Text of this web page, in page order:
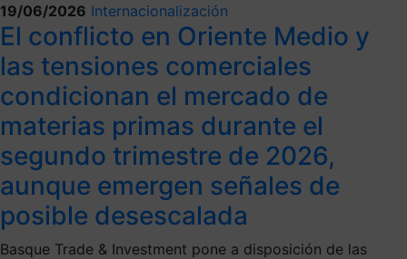
19/06/2026 Internacionalización
El conflicto en Oriente Medio y
las tensiones comerciales
condicionan el mercado de
materias primas durante el
segundo trimestre de 2026,
aunque emergen señales de
posible desescalada
Basque Trade & Investment pone a disposición de las